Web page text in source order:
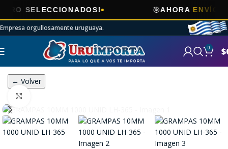
SELECCIONADOS! AHORAENVÍOS
Empresa orgullosamente uruguaya.
0 $
← Volver